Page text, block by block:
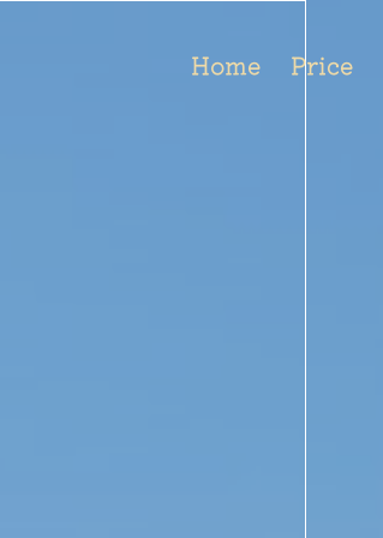
Home Price